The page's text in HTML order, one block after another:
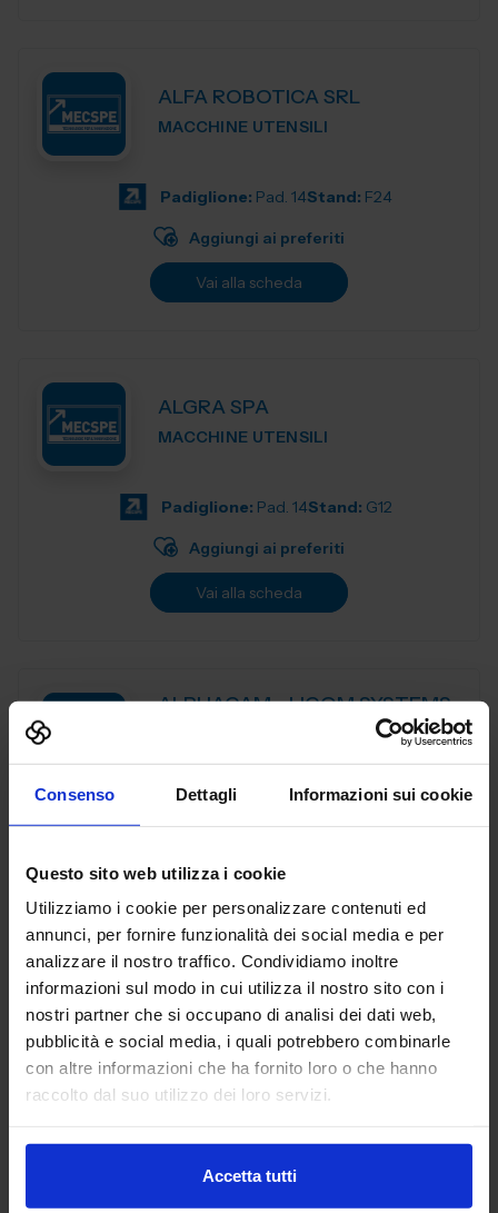
Consenso Dettagli Informazioni sui cookie
Questo sito web utilizza i cookie
Utilizziamo i cookie per personalizzare contenuti ed
annunci, per fornire funzionalità dei social media e per
analizzare il nostro traffico. Condividiamo inoltre
informazioni sul modo in cui utilizza il nostro sito con i
nostri partner che si occupano di analisi dei dati web,
pubblicità e social media, i quali potrebbero combinarle
con altre informazioni che ha fornito loro o che hanno
raccolto dal suo utilizzo dei loro servizi.
Accetta tutti
ALFA ROBOTICA SRL
MACCHINE UTENSILI
Padiglione: Pad. 14Stand: F24
Aggiungi ai preferiti
Vai alla scheda
ALGRA SPA
MACCHINE UTENSILI
Padiglione: Pad. 14Stand: G12
Aggiungi ai preferiti
Vai alla scheda
ALPHACAM - LICOM SYSTEMS
MACCHINE UTENSILI
ALPHACAM è il CAD-CAM distribuito da Licom Systems . E'
macchine utensili siano essi centri di lavoro, pantografi,
Padiglione: Pad. 16Stand: E43
Aggiungi ai preferiti
Vai alla scheda